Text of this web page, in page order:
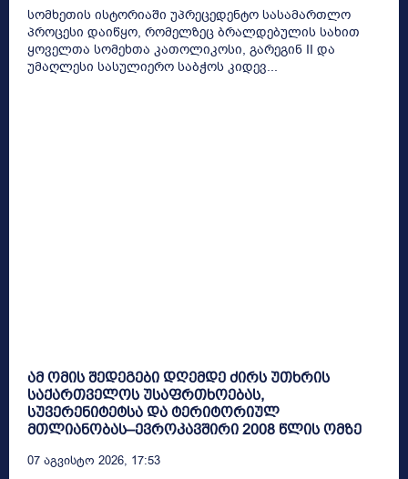
სომხეთის ისტორიაში უპრეცედენტო სასამართლო
პროცესი დაიწყო, რომელზეც ბრალდებულის სახით
ყოველთა სომეხთა კათოლიკოსი, გარეგინ II და
უმაღლესი სასულიერო საბჭოს კიდევ...
ამ ომის შედეგები დღემდე ძირს უთხრის
საქართველოს უსაფრთხოებას,
სუვერენიტეტსა და ტერიტორიულ
მთლიანობას–ევროკავშირი 2008 წლის ომზე
07 Აგვისტო 2026, 17:53